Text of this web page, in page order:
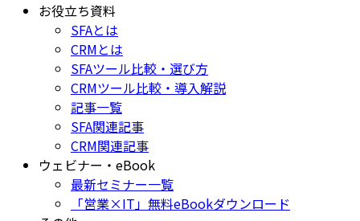
お役立ち資料
SFAとは
CRMとは
SFAツール比較・選び方
CRMツール比較・導入解説
記事一覧
SFA関連記事
CRM関連記事
ウェビナー・eBook
最新セミナー一覧
「営業×IT」無料eBookダウンロード